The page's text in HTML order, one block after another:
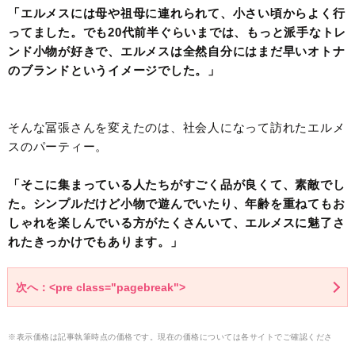
「エルメスには母や祖母に連れられて、小さい頃からよく行
ってました。でも20代前半ぐらいまでは、もっと派手なトレ
ンド小物が好きで、エルメスは全然自分にはまだ早いオトナ
のブランドというイメージでした。」
そんな冨張さんを変えたのは、社会人になって訪れたエルメ
スのパーティー。
「そこに集まっている人たちがすごく品が良くて、素敵でし
た。シンプルだけど小物で遊んでいたり、年齢を重ねてもお
しゃれを楽しんでいる方がたくさんいて、エルメスに魅了さ
れたきっかけでもあります。」
次へ：<pre class="pagebreak">
※表示価格は記事執筆時点の価格です。現在の価格については各サイトでご確認くださ